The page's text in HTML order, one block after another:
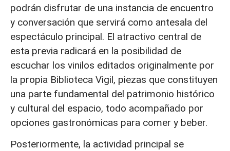
podrán disfrutar de una instancia de encuentro
y conversación que servirá como antesala del
espectáculo principal. El atractivo central de
esta previa radicará en la posibilidad de
escuchar los vinilos editados originalmente por
la propia Biblioteca Vigil, piezas que constituyen
una parte fundamental del patrimonio histórico
y cultural del espacio, todo acompañado por
opciones gastronómicas para comer y beber.
Posteriormente, la actividad principal se